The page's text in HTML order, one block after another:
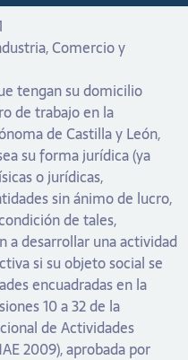
Comercio y
tengan su domicilio
de trabajo en la
de Castilla y León,
su forma jurídica (ya
o jurídicas,
sin ánimo de lucro,
de tales,
a desarrollar una actividad
si su objeto social se
encuadradas en la
10 a 32 de la
de Actividades
2009), aprobada por